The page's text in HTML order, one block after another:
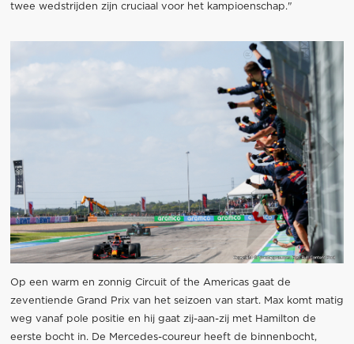
twee wedstrijden zijn cruciaal voor het kampioenschap."
Op een warm en zonnig Circuit of the Americas gaat de
zeventiende Grand Prix van het seizoen van start. Max komt matig
weg vanaf pole positie en hij gaat zij-aan-zij met Hamilton de
eerste bocht in. De Mercedes-coureur heeft de binnenbocht,